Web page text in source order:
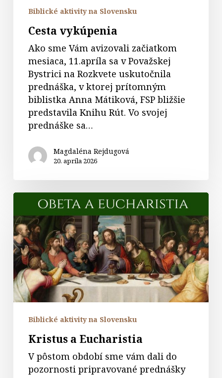
Biblické aktivity na Slovensku
Cesta vykúpenia
Ako sme Vám avizovali začiatkom
mesiaca, 11.apríla sa v Považskej
Bystrici na Rozkvete uskutočnila
prednáška, v ktorej prítomným
biblistka Anna Mátiková, FSP bližšie
predstavila Knihu Rút. Vo svojej
prednáške sa…
Magdaléna Rejdugová
20. apríla 2026
Kristus
Eucharistia
Biblické aktivity na Slovensku
Kristus a Eucharistia
V pôstom období sme vám dali do
pozornosti pripravované prednášky